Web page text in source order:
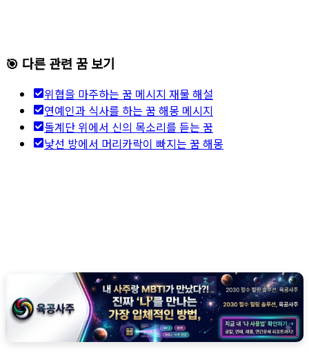
🎯 다른 관련 꿈 보기
위협을 마주하는 꿈 메시지 재물 해설
연예인과 식사를 하는 꿈 해몽 메시지
돌계단 위에서 신의 목소리를 듣는 꿈
낯선 방에서 머리카락이 빠지는 꿈 해몽